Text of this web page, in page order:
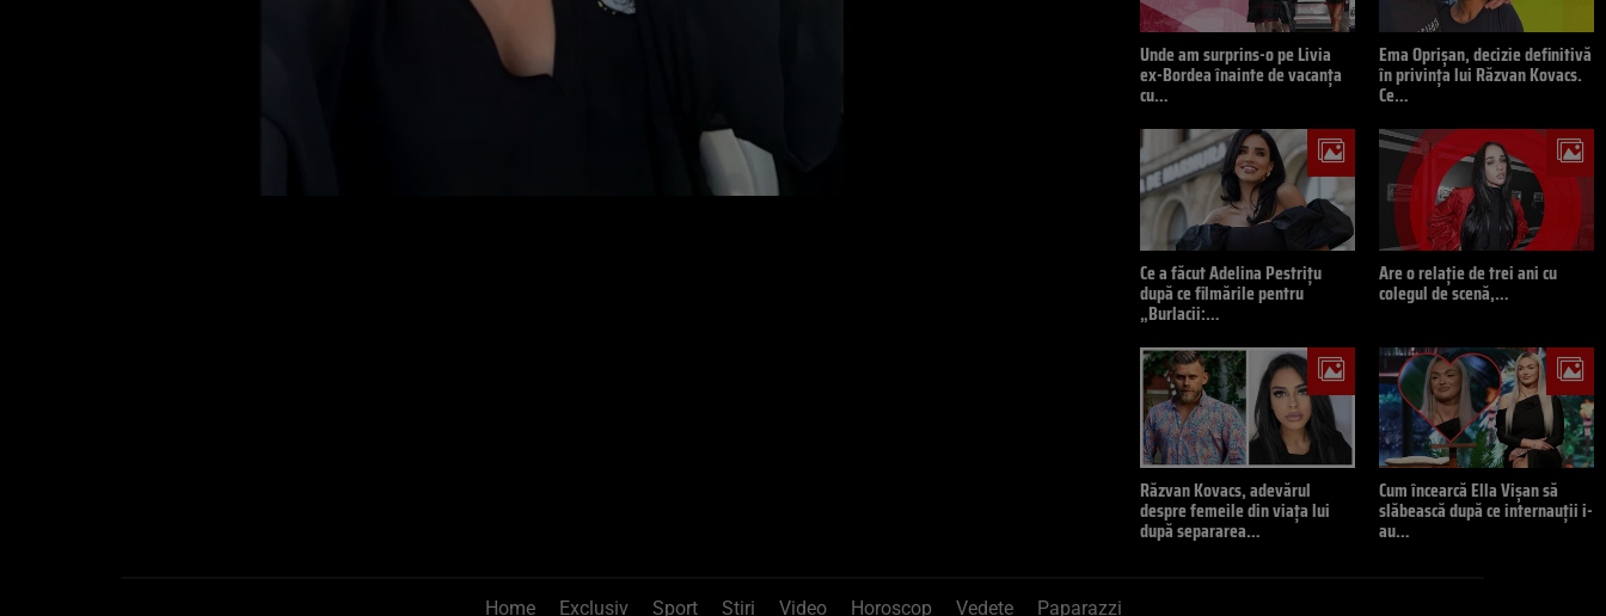
Unde am surprins-o pe Livia
ex-Bordea înainte de vacanța
cu…
Ema Oprișan, decizie definitivă
în privința lui Răzvan Kovacs.
Ce…
Ce a făcut Adelina Pestrițu
după ce filmările pentru
„Burlacii:…
Are o relație de trei ani cu
colegul de scenă,…
Răzvan Kovacs, adevărul
despre femeile din viața lui
după separarea…
Cum încearcă Ella Vișan să
slăbească după ce internauții i-
au…
Home Exclusiv Sport Știri Video Horoscop Vedete Paparazzi